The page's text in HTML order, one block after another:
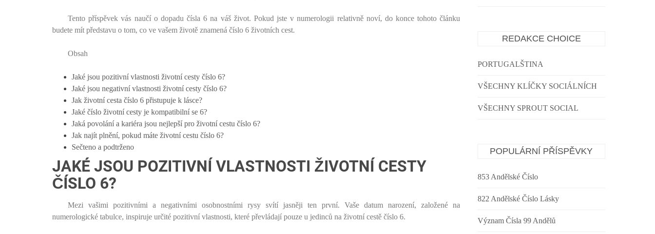
Tento příspěvek vás naučí o dopadu čísla 6 na váš život. Pokud jste v numerologii relativně noví, do konce tohoto článku
budete mít představu o tom, co ve vašem životě znamená číslo 6 životních cest.
Obsah
Jaké jsou pozitivní vlastnosti životní cesty číslo 6?
Jaké jsou negativní vlastnosti životní cesty číslo 6?
Jak životní cesta číslo 6 přistupuje k lásce?
Jaké číslo životní cesty je kompatibilní se 6?
Jaká povolání a kariéra jsou nejlepší pro životní cestu číslo 6?
Jak najít plnění, pokud máte životní cestu číslo 6?
Sečteno a podtrženo
JAKÉ JSOU POZITIVNÍ VLASTNOSTI ŽIVOTNÍ CESTY
ČÍSLO 6?
Mezi vašimi pozitivními a negativními osobnostními rysy svítí jasněji ten první. Vaše datum narození, založené na
numerologické tabulce, inspiruje určité pozitivní vlastnosti, které převládají pouze u jedinců na životní cestě číslo 6.
REDAKCE CHOICE
PORTUGALŠTINA
VŠECHNY KLÍČKY SOCIÁLNÍCH
VŠECHNY SPROUT SOCIAL
POPULÁRNÍ PŘÍSPĚVKY
853 Andělské Číslo
822 Andělské Číslo Lásky
Význam Čísla 99 Andělů